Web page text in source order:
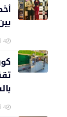
4 أغسطس، 2026
4 أغسطس، 2026